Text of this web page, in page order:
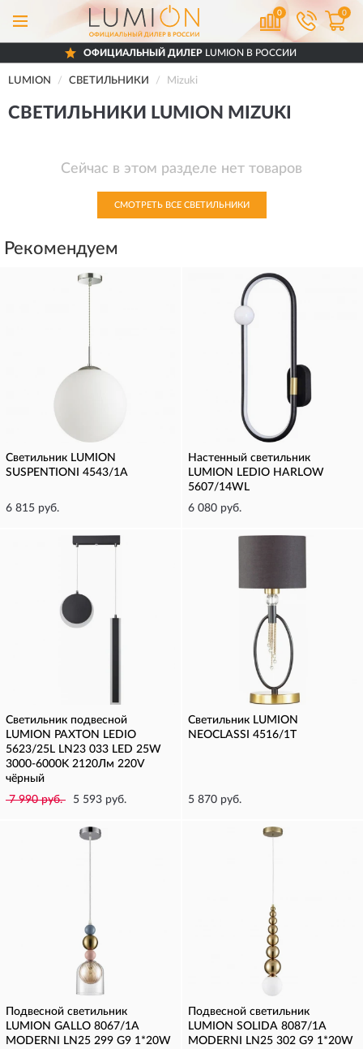
0 0
ОФИЦИАЛЬНЫЙ ДИЛЕР LUMION В РОССИИ
LUMION СВЕТИЛЬНИКИ Mizuki
СВЕТИЛЬНИКИ LUMION MIZUKI
Сейчас в этом разделе нет товаров
СМОТРЕТЬ ВСЕ СВЕТИЛЬНИКИ
Рекомендуем
Светильник LUMION
SUSPENTIONI 4543/1A
6 815 руб.
Настенный светильник
LUMION LEDIO HARLOW
5607/14WL
6 080 руб.
Светильник подвесной
LUMION PAXTON LEDIO
5623/25L LN23 033 LED 25W
3000-6000K 2120Лм 220V
чёрный
7 990 руб.
5 593 руб.
Светильник LUMION
NEOCLASSI 4516/1T
5 870 руб.
Подвесной светильник
LUMION GALLO 8067/1A
MODERNI LN25 299 G9 1*20W
Подвесной светильник
LUMION SOLIDA 8087/1A
MODERNI LN25 302 G9 1*20W